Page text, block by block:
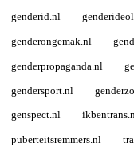
genderid.nl
genderongemak.nl
genderpropaganda.nl
gendersport.nl
genspect.nl
puberteitsremmers.nl